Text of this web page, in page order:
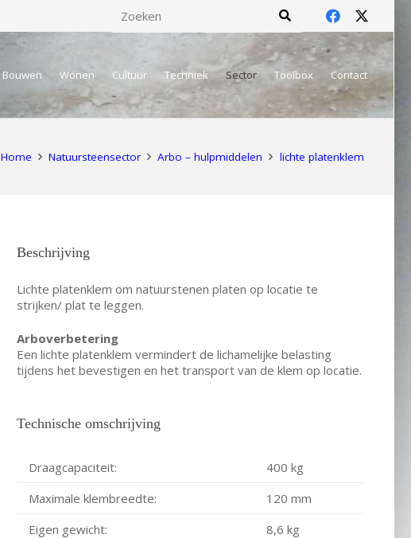
Bouwen Wonen Cultuur Techniek Sector Toolbox Contact
Home Natuursteensector Arbo – hulpmiddelen lichte platenklem
Beschrijving
Lichte platenklem om natuurstenen platen op locatie te
strijken/ plat te leggen.
Arboverbetering
Een lichte platenklem vermindert de lichamelijke belasting
tijdens het bevestigen en het transport van de klem op locatie.
Technische omschrijving
Draagcapaciteit:
400 kg
Maximale klembreedte:
120 mm
Eigen gewicht:
8,6 kg